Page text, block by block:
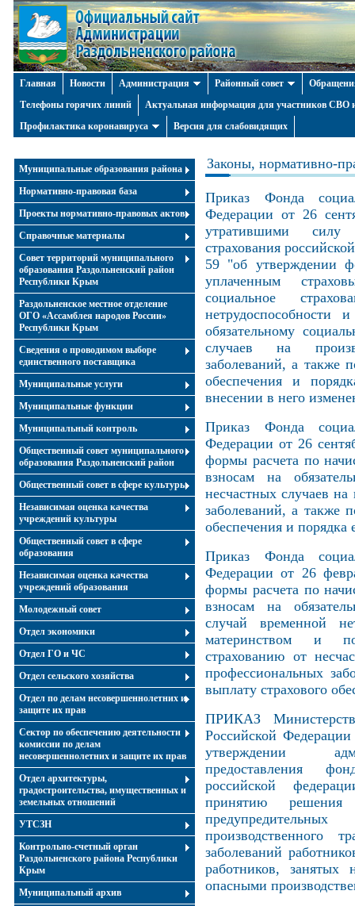
Главная Новости Администрация Районный совет
Телефоны горячих линий
Актуальная информация для участников СВО
Профилактика коронавируса
Версия для слабовидящих
Муниципальные образования района
Нормативно-правовая база
Проекты нормативно-правовых актов
Справочные материалы
Совет территорий муниципального
образования Раздольненский район
Республики Крым
Раздольненское местное отделение
ОГО «Ассамблея народов России»
Республики Крым
Cведения о проводимом выборе
единственного поставщика
Муниципальные услуги
Муниципальные функции
Муниципальный контроль
Общественный совет муниципального
образования Раздольненский район
Общественный совет в сфере культуры
Независимая оценка качества
учреждений культуры
Общественный совет в сфере
образования
Независимая оценка качества
учреждений образования
Молодежный совет
Отдел экономики
Отдел ГО и ЧС
Отдел сельского хозяйства
Отдел по делам несовершеннолетних и
защите их прав
Сектор по обеспечению деятельности
комиссии по делам
несовершеннолетних и защите их прав
Отдел архитектуры,
градостроительства, имущественных и
земельных отношений
УТСЗН
Контрольно-счетный орган
Раздольненского района Республики
Крым
Муниципальный архив
Законы, нормативно-
Приказ Фонда
Федерации от 26
утратившими силу
страхования
59 "об утверждении
уплаченным
социальное
обязательному
случаев на
заболеваний, а также
обеспечения и
внесении в него
Приказ Фонда
Федерации от 26
формы расчета по
взносам на
несчастных случаев
заболеваний, а также
обеспечения и порядка
Приказ Фонда
Федерации от 26
формы расчета по
взносам на
случай временной
материнством и по
страхованию от
профессиональных
выплату страхового
ПРИКАЗ
Российской
утверждении
предоставления
российской
принятию
производственного
заболеваний
работников,
опасными